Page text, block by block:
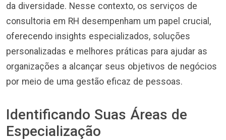
da diversidade. Nesse contexto, os serviços de
consultoria em RH desempenham um papel crucial,
oferecendo insights especializados, soluções
personalizadas e melhores práticas para ajudar as
organizações a alcançar seus objetivos de negócios
por meio de uma gestão eficaz de pessoas.
Identificando Suas Áreas de
Especialização